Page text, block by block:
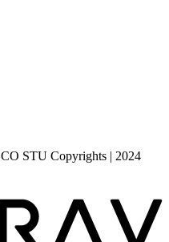
STU Copyrights | 2024